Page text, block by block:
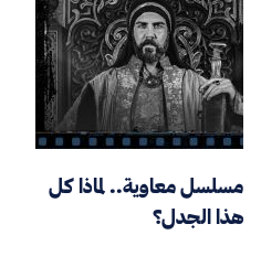
مسلسل معاوية.. لماذا كل
هذا الجدل؟